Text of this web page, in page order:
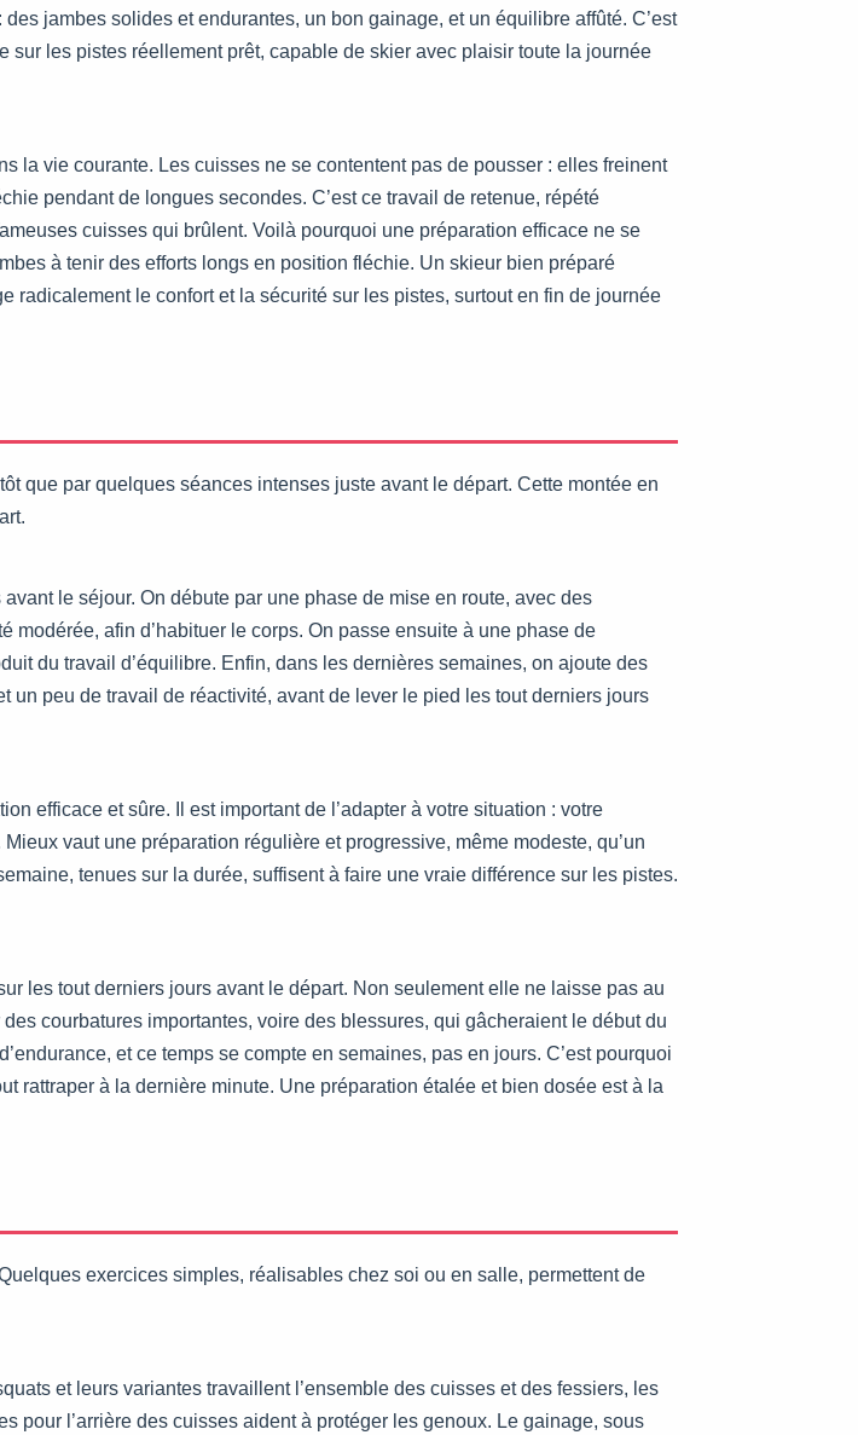
jambes solides et endurantes, un bon gainage, et un équilibre affûté. C’est
sur les pistes réellement prêt, capable de skier avec plaisir toute la journée
la vie courante. Les cuisses ne se contentent pas de pousser : elles freinent
pendant de longues secondes. C’est ce travail de retenue, répété
cuisses qui brûlent. Voilà pourquoi une préparation efficace ne se
à tenir des efforts longs en position fléchie. Un skieur bien préparé
radicalement le confort et la sécurité sur les pistes, surtout en fin de journée
que par quelques séances intenses juste avant le départ. Cette montée en
le séjour. On débute par une phase de mise en route, avec des
afin d’habituer le corps. On passe ensuite à une phase de
du travail d’équilibre. Enfin, dans les dernières semaines, on ajoute des
peu de travail de réactivité, avant de lever le pied les tout derniers jours
efficace et sûre. Il est important de l’adapter à votre situation : votre
vaut une préparation régulière et progressive, même modeste, qu’un
tenues sur la durée, suffisent à faire une vraie différence sur les pistes.
les tout derniers jours avant le départ. Non seulement elle ne laisse pas au
courbatures importantes, voire des blessures, qui gâcheraient le début du
et ce temps se compte en semaines, pas en jours. C’est pourquoi
rattraper à la dernière minute. Une préparation étalée et bien dosée est à la
exercices simples, réalisables chez soi ou en salle, permettent de
et leurs variantes travaillent l’ensemble des cuisses et des fessiers, les
pour l’arrière des cuisses aident à protéger les genoux. Le gainage, sous